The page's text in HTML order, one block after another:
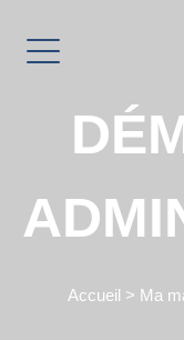
Accueil > Ma